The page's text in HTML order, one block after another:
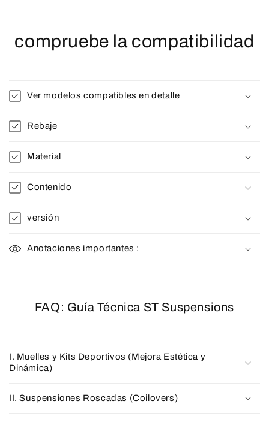
compruebe la compatibilidad
Ver modelos compatibles en detalle
Rebaje
Material
Contenido
versión
Anotaciones importantes :
FAQ: Guía Técnica ST Suspensions
I. Muelles y Kits Deportivos (Mejora Estética y
Dinámica)
II. Suspensiones Roscadas (Coilovers)